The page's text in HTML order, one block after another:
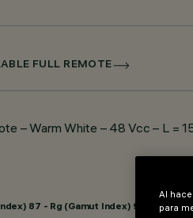
FULL REMOTE
– Warm White – 48 Vcc – L =
87 - Rg (Gamut Index) 95
Al
para